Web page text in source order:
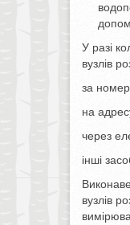
У разі
вузлів
за
на
через
інші
вузлів